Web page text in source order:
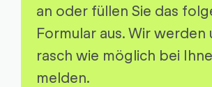
an oder füllen Sie das
Formular aus. Wir werden
rasch wie möglich bei
melden.